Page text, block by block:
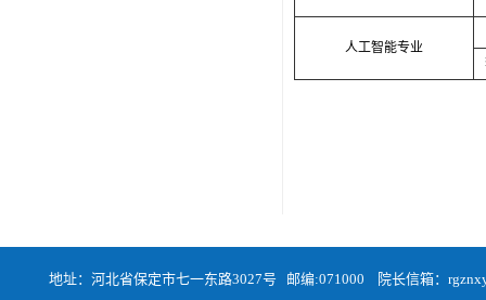
人工智能专业
地址：河北省保定市七一东路3027号 邮编:071000 院长信箱：